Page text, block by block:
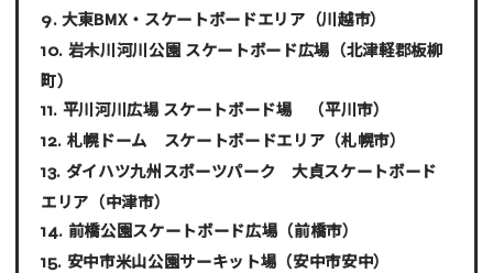
大東BMX・スケートボードエリア （川越市）
岩木川河川公園 スケートボード広場 （北津軽郡板柳
町）
平川河川広場 スケートボード場
（平川市）
札幌ドーム スケートボードエリア （札幌市）
ダイハツ九州スポーツパーク 大貞スケートボード
エリア （中津市）
前橋公園スケートボード広場 （前橋市）
安中市米山公園サーキット場 （安中市安中）